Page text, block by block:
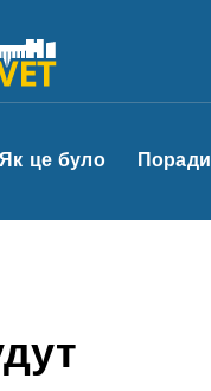
Як це було Поради